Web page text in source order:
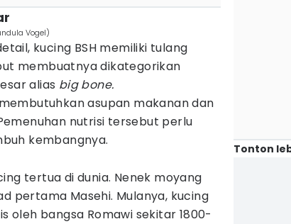
Vogel)
kucing BSH memiliki tulang
membuatnya dikategorikan
alias big bone.
asupan makanan dan
nutrisi tersebut perlu
kembangnya.
tertua di dunia. Nenek moyang
pertama Masehi. Mulanya, kucing
oleh bangsa Romawi sekitar 1800-
Tonton